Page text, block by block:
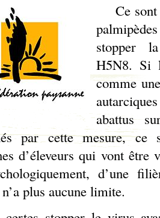
Ce sont
stopper
H5N8. Si
comme
abattus
par cette mesure,
d’éleveurs qui vont être
d’une
plus aucune limite.